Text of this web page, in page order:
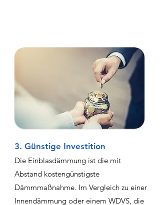
3. Günstige Investition
Die Einblasdämmung ist die mit
Abstand kostengünstigste
Dämmmaßnahme. Im Vergleich zu einer
Innendämmung oder einem WDVS, die